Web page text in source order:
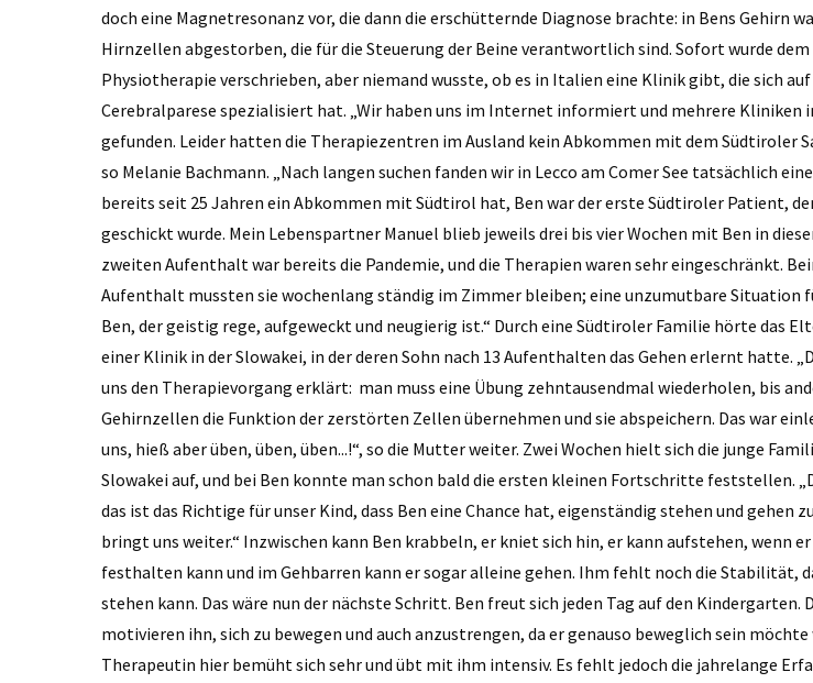
doch eine Magnetresonanz vor, die dann die erschütternde Diagnose brachte: in Bens Gehirn
Hirnzellen abgestorben, die für die Steuerung der Beine verantwortlich sind. Sofort wurde dem
Physiotherapie verschrieben, aber niemand wusste, ob es in Italien eine Klinik gibt, die sich
Cerebralparese spezialisiert hat. „Wir haben uns im Internet informiert und mehrere Kliniken
gefunden. Leider hatten die Therapiezentren im Ausland kein Abkommen mit dem Südtiroler
so Melanie Bachmann. „Nach langen suchen fanden wir in Lecco am Comer See tatsächlich
bereits seit 25 Jahren ein Abkommen mit Südtirol hat, Ben war der erste Südtiroler Patient,
geschickt wurde. Mein Lebenspartner Manuel blieb jeweils drei bis vier Wochen mit Ben in
zweiten Aufenthalt war bereits die Pandemie, und die Therapien waren sehr eingeschränkt.
Aufenthalt mussten sie wochenlang ständig im Zimmer bleiben; eine unzumutbare Situation
Ben, der geistig rege, aufgeweckt und neugierig ist.“ Durch eine Südtiroler Familie hörte das
einer Klinik in der Slowakei, in der deren Sohn nach 13 Aufenthalten das Gehen erlernt hatte.
uns den Therapievorgang erklärt: man muss eine Übung zehntausendmal wiederholen, bis
Gehirnzellen die Funktion der zerstörten Zellen übernehmen und sie abspeichern. Das war
uns, hieß aber üben, üben, üben...!“, so die Mutter weiter. Zwei Wochen hielt sich die junge
Slowakei auf, und bei Ben konnte man schon bald die ersten kleinen Fortschritte feststellen.
das ist das Richtige für unser Kind, dass Ben eine Chance hat, eigenständig stehen und gehen
bringt uns weiter.“ Inzwischen kann Ben krabbeln, er kniet sich hin, er kann aufstehen, wenn
festhalten kann und im Gehbarren kann er sogar alleine gehen. Ihm fehlt noch die Stabilität,
stehen kann. Das wäre nun der nächste Schritt. Ben freut sich jeden Tag auf den Kindergarten.
motivieren ihn, sich zu bewegen und auch anzustrengen, da er genauso beweglich sein möchte
Therapeutin hier bemüht sich sehr und übt mit ihm intensiv. Es fehlt jedoch die jahrelange